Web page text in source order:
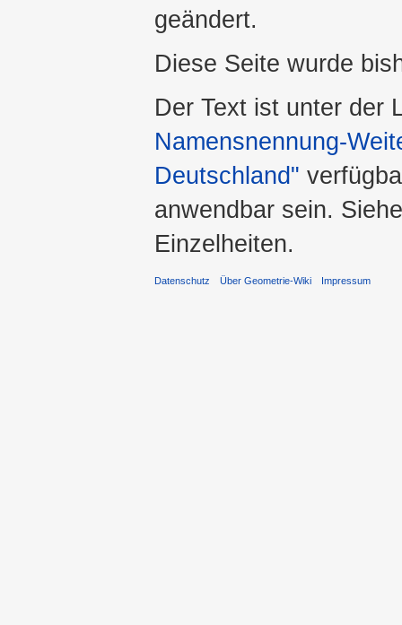
geändert.
Diese Seite wurde
Der Text ist unter der
Namensnennung-
Deutschland"
anwendbar sein.
Einzelheiten.
Datenschutz Über Geometrie-Wiki Impressum